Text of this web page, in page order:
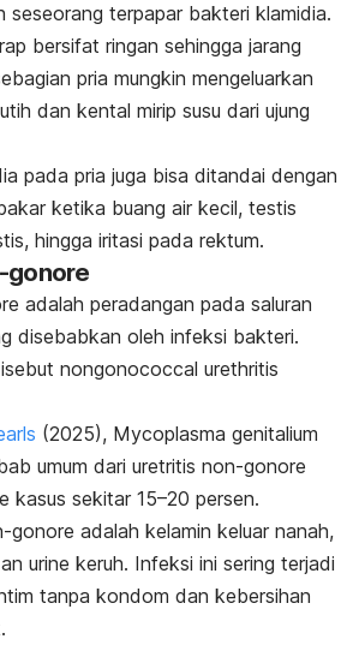
seseorang terpapar bakteri klamidia.
bersifat ringan sehingga jarang
pria mungkin mengeluarkan
dan kental mirip susu dari ujung
pada pria juga bisa ditandai dengan
ketika buang air kecil, testis
hingga iritasi pada rektum.
gonore
adalah peradangan pada saluran
disebabkan oleh infeksi bakteri.
nongonococcal urethritis
(2025), Mycoplasma genitalium
umum dari uretritis non-gonore
kasus sekitar 15–20 persen.
gonore adalah kelamin keluar nanah,
urine keruh. Infeksi ini sering terjadi
tanpa kondom dan kebersihan